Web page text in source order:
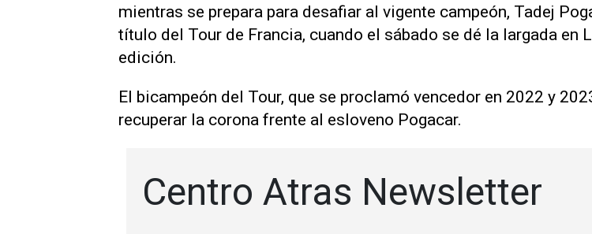
mientras se prepara para desafiar al vigente campeón, Tadej
título del Tour de Francia, cuando el sábado se dé la largada en
edición.
El bicampeón del Tour, que se proclamó vencedor en 2022 y
recuperar la corona frente al esloveno Pogacar.